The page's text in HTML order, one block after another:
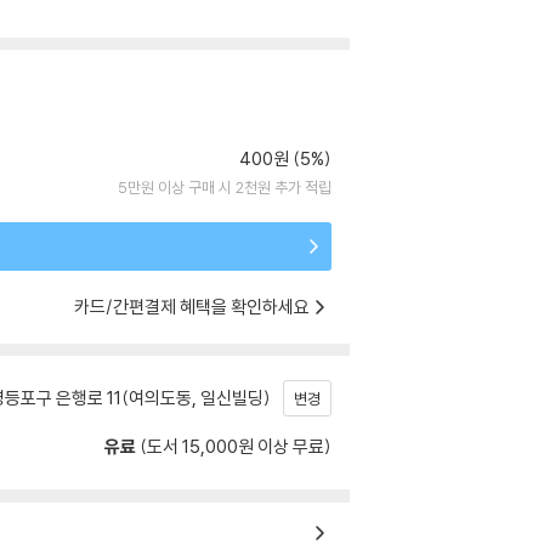
400원 (5%)
5만원 이상 구매 시 2천원 추가 적립
카드/간편결제 혜택을 확인하세요
포구 은행로 11(여의도동, 일신빌딩) 변경
유료 (도서 15,000원 이상 무료)